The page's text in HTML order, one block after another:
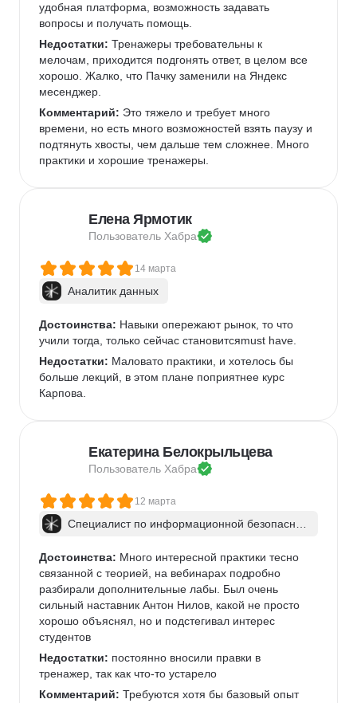
удобная платформа, возможность задавать
вопросы и получать помощь.
Недостатки: Тренажеры требовательны к
мелочам, приходится подгонять ответ, в целом все
хорошо. Жалко, что Пачку заменили на Яндекс
месенджер.
Комментарий: Это тяжело и требует много
времени, но есть много возможностей взять паузу и
подтянуть хвосты, чем дальше тем сложнее. Много
практики и хорошие тренажеры.
Елена Ярмотик
Пользователь Хабра
14 марта
Аналитик данных
Достоинства: Навыки опережают рынок, то что
учили тогда, только сейчас становитсяmust have.
Недостатки: Маловато практики, и хотелось бы
больше лекций, в этом плане поприятнее курс
Карпова.
Екатерина Белокрыльцева
Пользователь Хабра
12 марта
Специалист по информационной безопаснос
Достоинства: Много интересной практики тесно
связанной с теорией, на вебинарах подробно
разбирали дополнительные лабы. Был очень
сильный наставник Антон Нилов, какой не просто
хорошо объяснял, но и подстегивал интерес
студентов
Недостатки: постоянно вносили правки в
тренажер, так как что-то устарело
Комментарий: Требуются хотя бы базовый опыт